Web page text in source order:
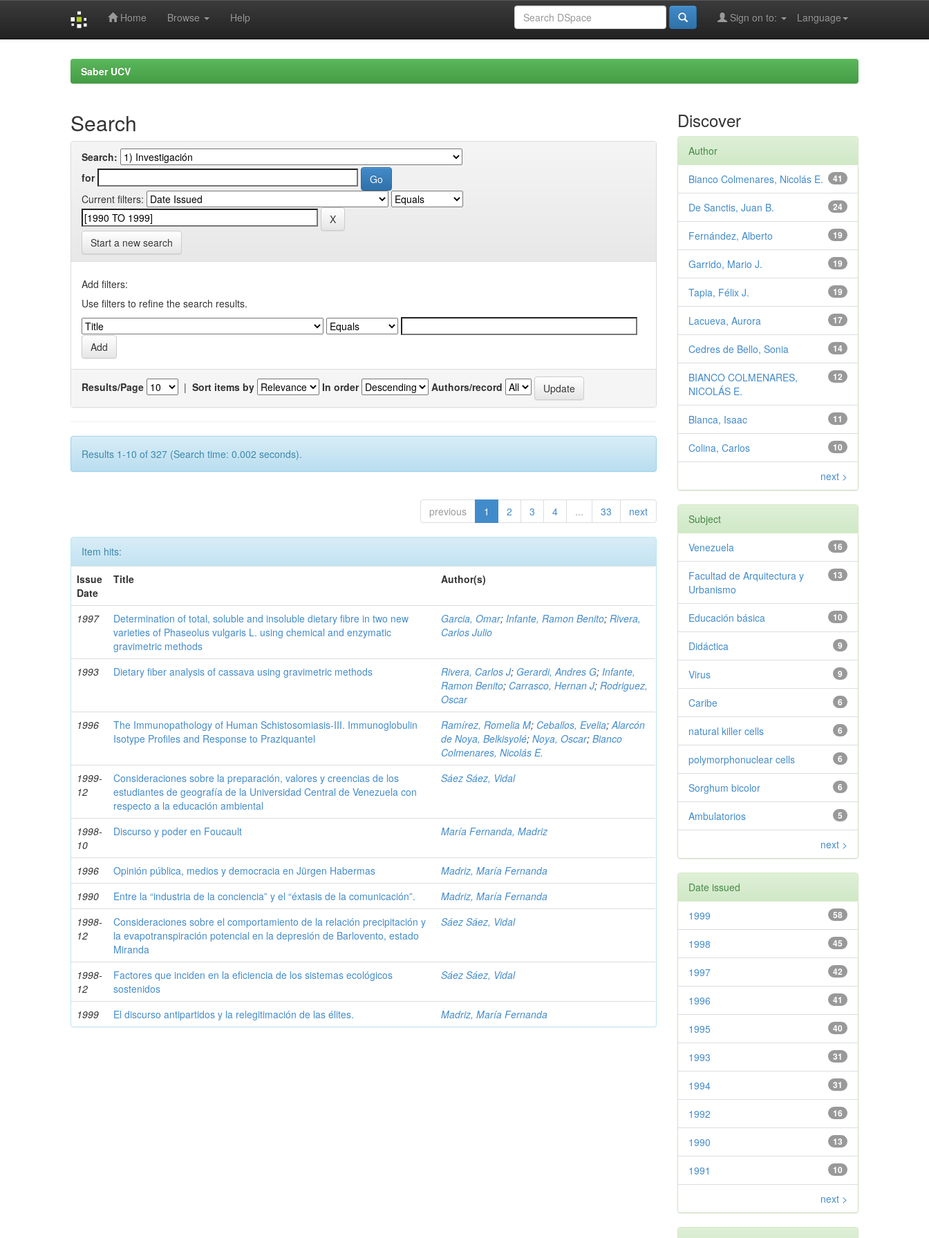
Home Browse Help Language
Sign on to:
Saber UCV
Search
Search:
for
Current filters:
Start a new search
Add filters:
Use filters to refine the search results.
Results/Page | Sort items by In order Authors/record
Results 1-10 of 327 (Search time: 0.002 seconds).
previous 1 2 3 4 ... 33 next
Item hits:
Issue
Date
Title Author(s)
1997
Determination of total, soluble and insoluble dietary fibre in two new
varieties of Phaseolus vulgaris L. using chemical and enzymatic
gravimetric methods
Garcia, Omar;Infante, Ramon Benito;Rivera,
Carlos Julio
1993 Dietary fiber analysis of cassava using gravimetric methods Rivera, Carlos J; Gerardi, Andres G;Infante,
Ramon Benito; Carrasco, Hernan J;Rodriguez,
Oscar
1996
The Immunopathology of Human Schistosomiasis-III. Immunoglobulin
Isotype Profiles and Response to Praziquantel
Ramírez, Romelia M; Ceballos, Evelia;Alarcón
de Noya, Belkisyolé;Noya, Oscar;Bianco
Colmenares, Nicolás E.
1999-
12
Consideraciones sobre la preparación, valores y creencias de los
estudiantes de geografía de la Universidad Central de Venezuela con
respecto a la educación ambiental
Sáez Sáez, Vidal
1998-
10
Discurso y poder en Foucault María Fernanda, Madriz
1996 Opinión pública, medios y democracia en Jürgen Habermas
Madriz, María Fernanda
1990
Entre la “industria de la conciencia” y el “éxtasis de la comunicación”.
Madriz, María Fernanda
1998-
12
Consideraciones sobre el comportamiento de la relación precipitación y
la evapotranspiración potencial en la depresión de Barlovento, estado
Miranda
Sáez Sáez, Vidal
1998-
12
Factores que inciden en la eficiencia de los sistemas ecológicos
sostenidos
Sáez Sáez, Vidal
1999 El discurso antipartidos y la relegitimación de las élites. Madriz, María Fernanda
Discover
Author
41
Bianco Colmenares, Nicolás E.
24
De Sanctis, Juan B.
19
Fernández, Alberto
19
Garrido, Mario J.
19
Tapia, Félix J.
17
Lacueva, Aurora
14
Cedres de Bello, Sonia
12
BIANCO COLMENARES,
NICOLÁS E.
11
Blanca, Isaac
10
Colina, Carlos
next >
Subject
16
Venezuela
13
Facultad de Arquitectura y
Urbanismo
10
Educación básica
9
Didáctica
9
Virus
6
Caribe
6
natural killer cells
6
polymorphonuclear cells
6
Sorghum bicolor
5
Ambulatorios
next >
Date issued
58
1999
45
1998
42
1997
41
1996
40
1995
31
1993
31
1994
16
1992
13
1990
10
1991
next >